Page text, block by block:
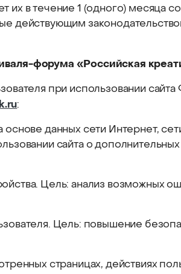
в течение 1 (одного) месяца
действующим
форума «Российская
при использовании
:
данных сети Интернет,
сайта о
Цель: анализ возможных
Цель: повышение
страницах, действиях